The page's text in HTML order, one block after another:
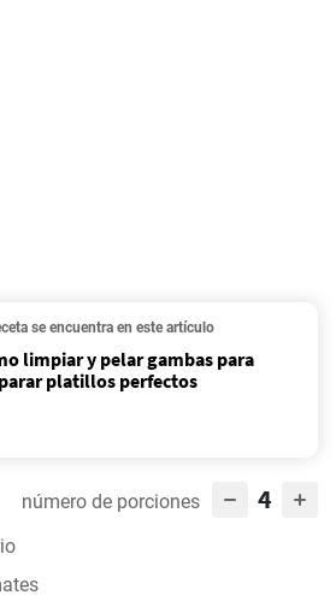
se encuentra en este artículo
limpiar y pelar gambas para
platillos perfectos
número de porciones 4